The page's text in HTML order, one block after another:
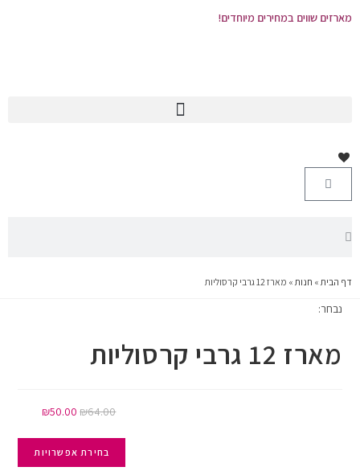
מארזים שווים במחירים מיוחדים!
דף הבית » חנות » מארז 12 גרבי קרסוליות
נבחר:
מארז 12 גרבי קרסוליות
₪64.00
₪50.00
בחירת אפשרויות